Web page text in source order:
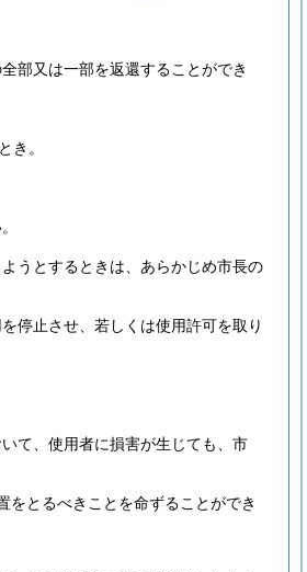
部又は一部を返還することができ
き。
うとするときは、あらかじめ市長の
停止させ、若しくは使用許可を取り
て、使用者に損害が生じても、市
とるべきことを命ずることができ